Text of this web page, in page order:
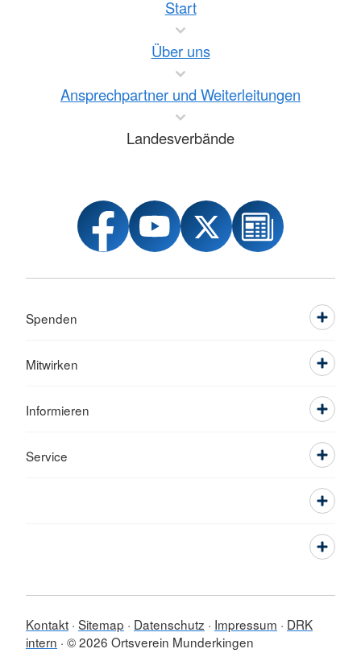
Start
Über uns
Ansprechpartner und Weiterleitungen
Landesverbände
Spenden
Mitwirken
Informieren
Service
Kontakt Sitemap Datenschutz Impressum
DRK
intern © 2026 Ortsverein Munderkingen